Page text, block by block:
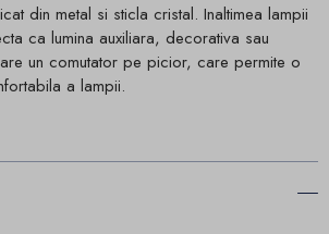
din metal si sticla cristal. Inaltimea lampii
ca lumina auxiliara, decorativa sau
are un comutator pe picior, care permite o
a lampii.